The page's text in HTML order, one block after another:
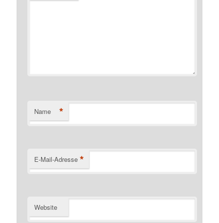
Name *
E-Mail-Adresse *
Website